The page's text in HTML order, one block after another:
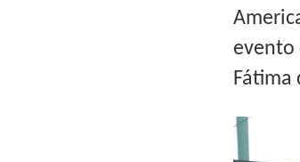
evento
Fátima